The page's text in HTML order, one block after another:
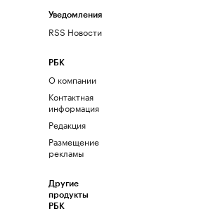
Уведомления
RSS Новости
РБК
О компании
Контактная
информация
Редакция
Размещение
рекламы
Другие
продукты
РБК